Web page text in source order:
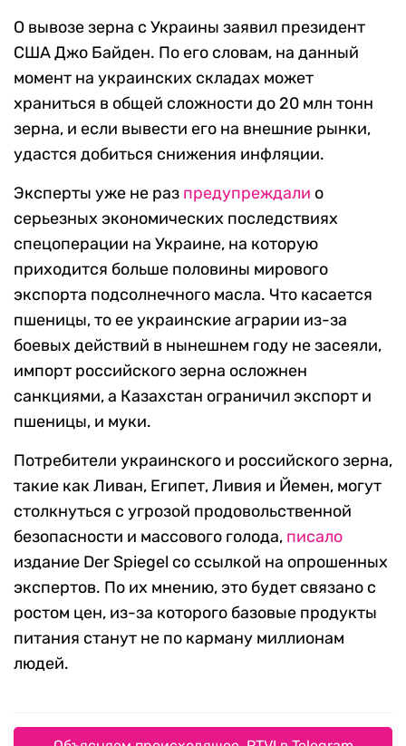
О вывозе зерна с Украины заявил президент
США Джо Байден. По его словам, на данный
момент на украинских складах может
храниться в общей сложности до 20 млн тонн
зерна, и если вывести его на внешние рынки,
удастся добиться снижения инфляции.
Эксперты уже не раз предупреждали о
серьезных экономических последствиях
спецоперации на Украине, на которую
приходится больше половины мирового
экспорта подсолнечного масла. Что касается
пшеницы, то ее украинские аграрии из-за
боевых действий в нынешнем году не засеяли,
импорт российского зерна осложнен
санкциями, а Казахстан ограничил экспорт и
пшеницы, и муки.
Потребители украинского и российского зерна,
такие как Ливан, Египет, Ливия и Йемен, могут
столкнуться с угрозой продовольственной
безопасности и массового голода, писало
издание Der Spiegel со ссылкой на опрошенных
экспертов. По их мнению, это будет связано с
ростом цен, из-за которого базовые продукты
питания станут не по карману миллионам
людей.